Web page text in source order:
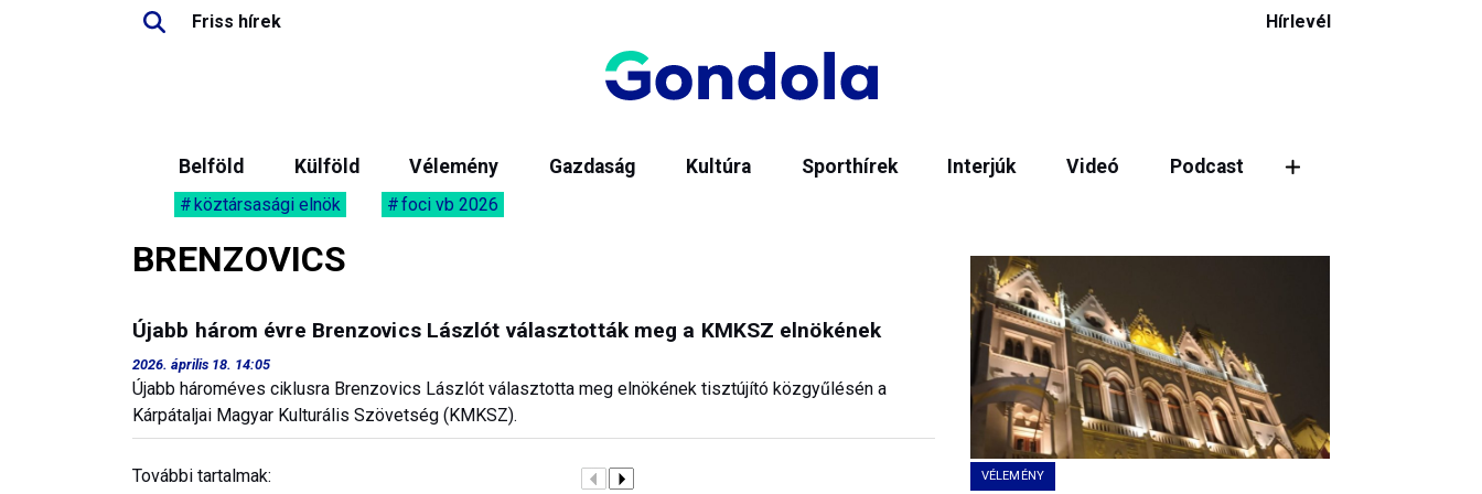
Friss hírek Hírlevél
Belföld Külföld Vélemény Gazdaság Kultúra Sporthírek Interjúk Videó Podcast
köztársasági elnök foci vb 2026
BRENZOVICS
Újabb három évre Brenzovics Lászlót választották meg a KMKSZ elnökének
2026. április 18. 14:05
Újabb hároméves ciklusra Brenzovics Lászlót választotta meg elnökének tisztújító közgyűlésén a
Kárpátaljai Magyar Kulturális Szövetség (KMKSZ).
További tartalmak: VÉLEMÉNY